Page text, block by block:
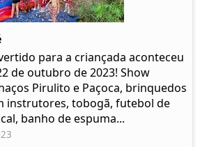
para a criançada aconteceu
de outubro de 2023! Show
Pirulito e Paçoca, brinquedos
instrutores, tobogã, futebol de
banho de espuma...